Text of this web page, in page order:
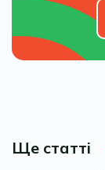
Ще статті